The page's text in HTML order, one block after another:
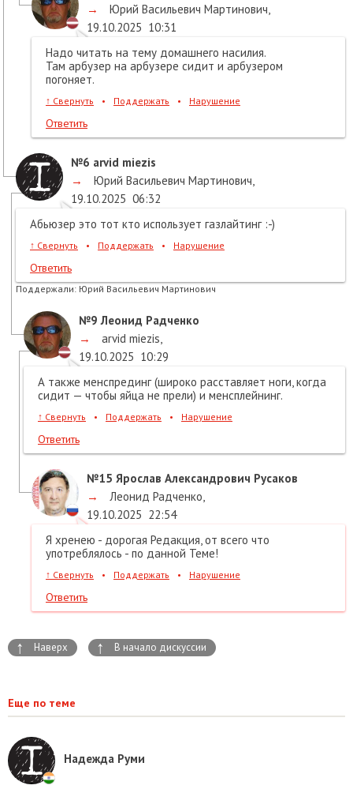
→
Юрий Васильевич Мартинович,
19.10.2025 10:31
Надо читать на тему домашнего насилия.
Там арбузер на арбузере сидит и арбузером
погоняет.
↑ Свернуть • Поддержать • Нарушение
Ответить
№6 arvid miezis
→
Юрий Васильевич Мартинович,
19.10.2025 06:32
Абьюзер это тот кто использует газлайтинг :-)
↑ Свернуть • Поддержать • Нарушение
Ответить
Поддержали: Юрий Васильевич Мартинович
№9 Леонид Радченко
→
arvid miezis,
19.10.2025 10:29
А также менспрединг (широко расставляет ноги, когда
сидит — чтобы яйца не прели) и менсплейнинг.
↑ Свернуть • Поддержать • Нарушение
Ответить
№15 Ярослав Александрович Русаков
→
Леонид Радченко,
19.10.2025 22:54
Я хренею - дорогая Редакция, от всего что
употреблялось - по данной Теме!
↑ Свернуть • Поддержать • Нарушение
Ответить
↑ Наверх ↑ В начало дискуссии
Еще по теме
Надежда Руми